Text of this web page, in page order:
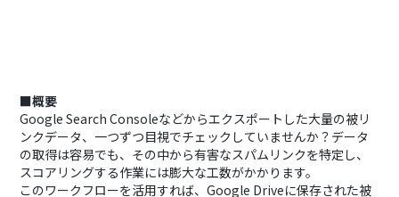
■概要
Google Search Consoleなどからエクスポートした大量の被リ
ンクデータ、一つずつ目視でチェックしていませんか？データ
の取得は容易でも、その中から有害なスパムリンクを特定し、
スコアリングする作業には膨大な工数がかかります。
このワークフローを活用すれば、Google Driveに保存された被